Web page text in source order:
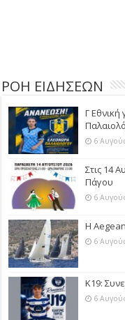
ΡΟΗ ΕΙΔΗΣΕΩΝ
Γ
6
Στις 14
Πάγου
6
Η
6
Κ19:
6